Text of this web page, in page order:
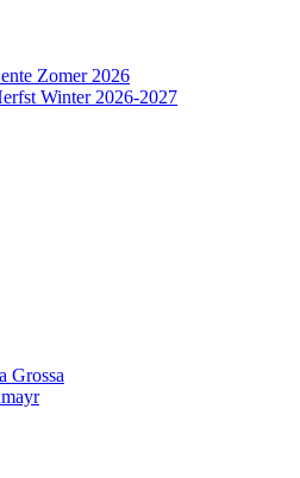
Zomer 2026
Winter 2026-2027
Grossa